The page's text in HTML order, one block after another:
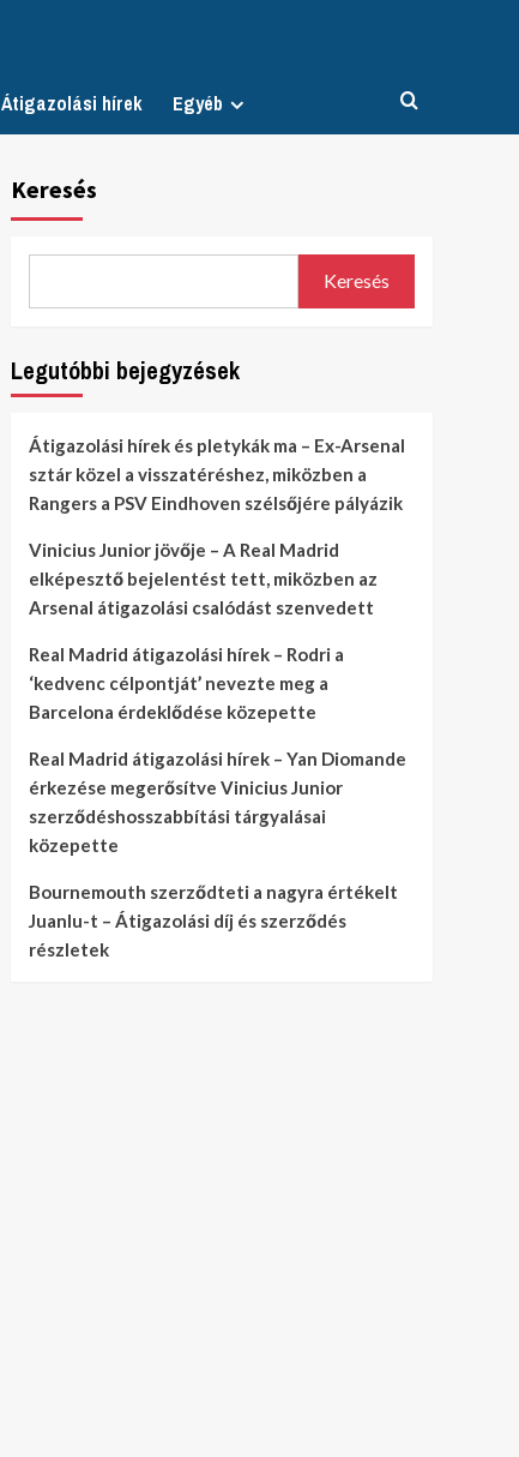
Átigazolási hírek Egyéb
Keresés
Keresés
Legutóbbi bejegyzések
Átigazolási hírek és pletykák ma – Ex-Arsenal
sztár közel a visszatéréshez, miközben a
Rangers a PSV Eindhoven szélsőjére pályázik
Vinicius Junior jövője – A Real Madrid
elképesztő bejelentést tett, miközben az
Arsenal átigazolási csalódást szenvedett
Real Madrid átigazolási hírek – Rodri a
‘kedvenc célpontját’ nevezte meg a
Barcelona érdeklődése közepette
Real Madrid átigazolási hírek – Yan Diomande
érkezése megerősítve Vinicius Junior
szerződéshosszabbítási tárgyalásai
közepette
Bournemouth szerződteti a nagyra értékelt
Juanlu-t – Átigazolási díj és szerződés
részletek